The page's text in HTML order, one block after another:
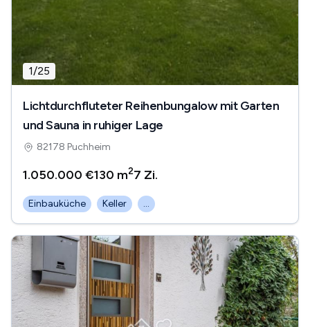
1/25
Lichtdurchfluteter Reihenbungalow mit Garten
und Sauna in ruhiger Lage
82178 Puchheim
1.050.000 €130 m27 Zi.
Einbauküche Keller ...